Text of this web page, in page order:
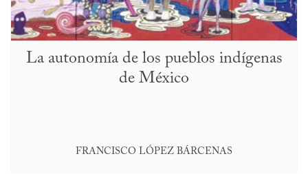
La autonomía de los pueblos indígenas
de México
FRANCISCO LÓPEZ BÁRCENAS